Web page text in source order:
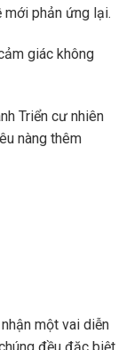
mới phản ứng lại.
giác không
Triển cư nhiên
nàng thêm
một vai diễn
đều đặc biệt